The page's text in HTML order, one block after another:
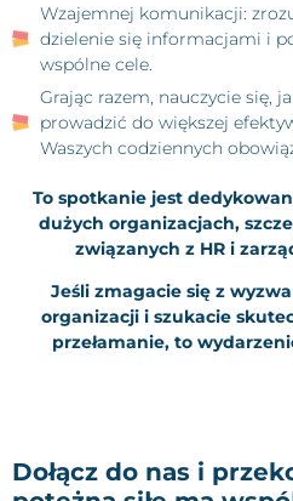
Wzajemnej komunikacji:
dzielenie się informacjami i
wspólne cele.
Grając razem, nauczycie się,
prowadzić do większej
Waszych codziennych
To spotkanie jest
dużych organizacjach,
związanych z HR i
Jeśli zmagacie się z
organizacji i szukacie
przełamanie, to
Dołącz do nas i